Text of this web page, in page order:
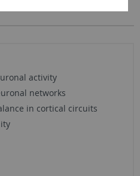
activity
networks
in cortical circuits